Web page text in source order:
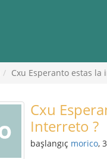
Cxu Esperanto estas
Cxu
Interreto ?
başlangıç morico,